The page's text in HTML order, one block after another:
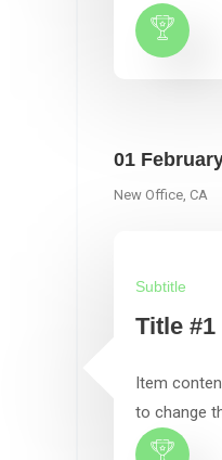
Subtitle
Title #1
Item
to change
01
New Office, CA